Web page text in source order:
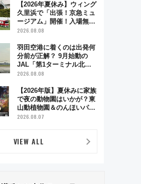
【2026年夏休み】ウィング
久里浜で「出張！京急ミュ
ージアム」開催！入場無料
でスタンプラリーや子ども
2026.08.08
羽田空港に着くのは出発何
分前が正解？ 9月始動の
JAL「第1ターミナル北側
サテライト」は徒歩1キロ
点まとめ
2026.08.08
【2026年版】夏休みに家族
で夜の動物園はいかが？東
山動植物園＆のんほいパー
ク「ナイトZOO」開催情報
2026.08.07
VIEW ALL